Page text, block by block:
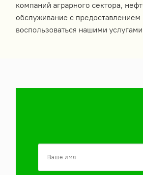
компаний аграрного сектора,
обслуживание с
воспользоваться нашими